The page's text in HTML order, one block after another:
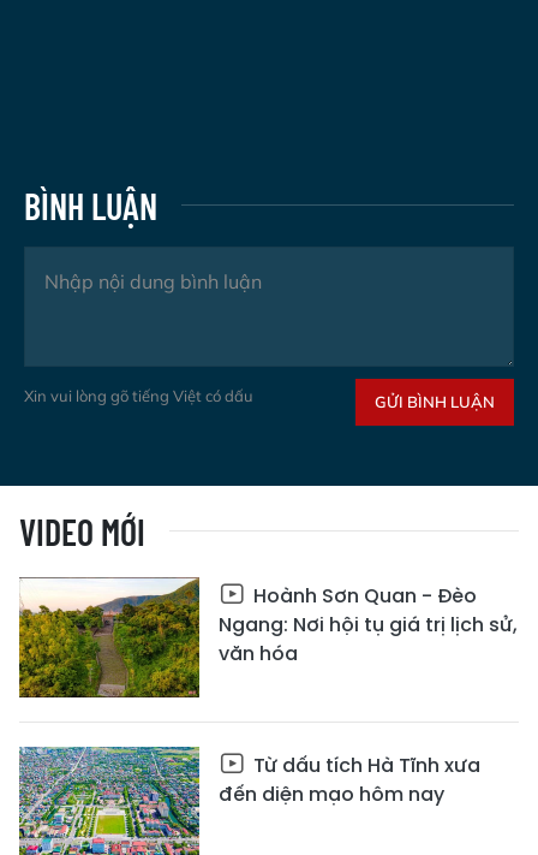
BÌNH LUẬN
Xin vui lòng gõ tiếng Việt có dấu GỬI BÌNH LUẬN
VIDEO MỚI
Hoành Sơn Quan - Đèo
Ngang: Nơi hội tụ giá trị lịch sử,
văn hóa
Từ dấu tích Hà Tĩnh xưa
đến diện mạo hôm nay